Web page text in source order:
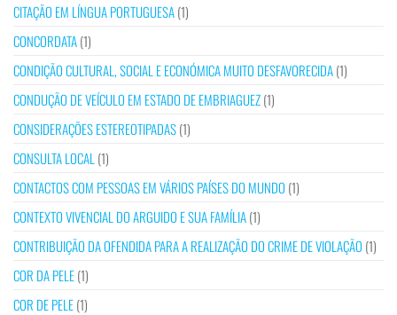
CITAÇÃO EM LÍNGUA PORTUGUESA(1)
CONCORDATA(1)
CONDIÇÃO CULTURAL, SOCIAL E ECONÓMICA MUITO DESFAVORECIDA(1)
CONDUÇÃO DE VEÍCULO EM ESTADO DE EMBRIAGUEZ(1)
CONSIDERAÇÕES ESTEREOTIPADAS(1)
CONSULTA LOCAL (1)
CONTACTOS COM PESSOAS EM VÁRIOS PAÍSES DO MUNDO (1)
CONTEXTO VIVENCIAL DO ARGUIDO E SUA FAMÍLIA(1)
CONTRIBUIÇÃO DA OFENDIDA PARA A REALIZAÇÃO DO CRIME DE VIOLAÇÃO (1)
COR DA PELE(1)
COR DE PELE(1)